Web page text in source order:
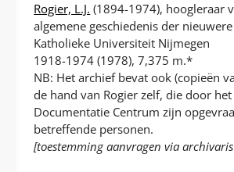
Rogier, L.J. (1894-1974), hoogleraar
algemene geschiedenis der
Katholieke Universiteit Nijmegen
1918-1974 (1978), 7,375 m.*
NB: Het archief bevat ook (copieën
de hand van Rogier zelf, die door
Documentatie Centrum zijn
betreffende personen.
[toestemming aanvragen via